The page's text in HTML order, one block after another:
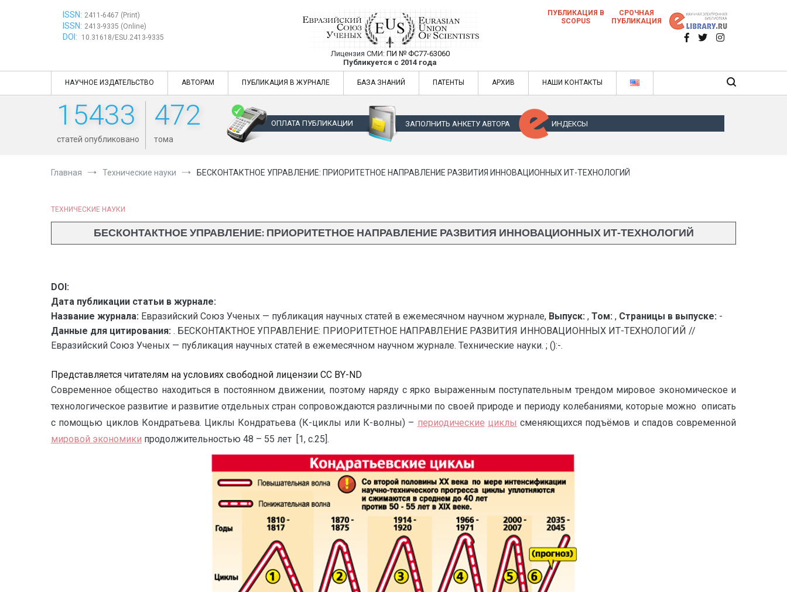
ISSN: 2411-6467 (Print)
ISSN: 2413-9335 (Online)
DOI: 10.31618/ESU.2413-9335
Евразийский Союз Ученых — публикация научных статей в ежемесячном научном
журнале
Лицензия СМИ: ПИ № ФС77-63060
Публикуется с 2014 года
Евразийский Союз Ученых — публикация научных статей в ежемесячном научном журнале
ПУБЛИКАЦИЯ В
SCOPUS
СРОЧНАЯ
ПУБЛИКАЦИЯ
НАУЧНОЕ ИЗДАТЕЛЬСТВО АВТОРАМ ПУБЛИКАЦИЯ В ЖУРНАЛЕ БАЗА ЗНАНИЙ ПАТЕНТЫ АРХИВ НАШИ КОНТАКТЫ
15433
статей опубликовано
472
тома
ОПЛАТА ПУБЛИКАЦИИ ЗАПОЛНИТЬ АНКЕТУ АВТОРА ИНДЕКСЫ
Главная Технические науки БЕСКОНТАКТНОЕ УПРАВЛЕНИЕ: ПРИОРИТЕТНОЕ НАПРАВЛЕНИЕ РАЗВИТИЯ ИННОВАЦИОННЫХ ИТ-ТЕХНОЛОГИЙ
ТЕХНИЧЕСКИЕ НАУКИ
БЕСКОНТАКТНОЕ УПРАВЛЕНИЕ: ПРИОРИТЕТНОЕ НАПРАВЛЕНИЕ РАЗВИТИЯ ИННОВАЦИОННЫХ ИТ-ТЕХНОЛОГИЙ
DOI:
Дата публикации статьи в журнале:
Название журнала: Евразийский Союз Ученых — публикация научных статей в ежемесячном научном журнале, Выпуск: , Том: , Страницы в выпуске: -
Данные для цитирования: . БЕСКОНТАКТНОЕ УПРАВЛЕНИЕ: ПРИОРИТЕТНОЕ НАПРАВЛЕНИЕ РАЗВИТИЯ ИННОВАЦИОННЫХ ИТ-ТЕХНОЛОГИЙ //
Евразийский Союз Ученых — публикация научных статей в ежемесячном научном журнале. Технические науки. ; ():-.
Представляется читателям на условиях свободной лицензии CC BY-ND
Современное общество находиться в постоянном движении, поэтому наряду с ярко выраженным поступательным трендом мировое экономическое и
технологическое развитие и развитие отдельных стран сопровождаются различными по своей природе и периоду колебаниями, которые можно описать
с помощью циклов Кондратьева. Циклы Кондратьева (К-циклы или К-волны) – периодические циклы сменяющихся подъёмов и спадов современной
мировой экономики продолжительностью 48 – 55 лет [1, c.25].